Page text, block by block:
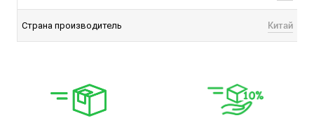
Страна производитель Китай